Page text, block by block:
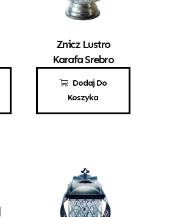
Dodaj Do
Koszyka
Znicz Lustro
Karafa Srebro
95,00 zł